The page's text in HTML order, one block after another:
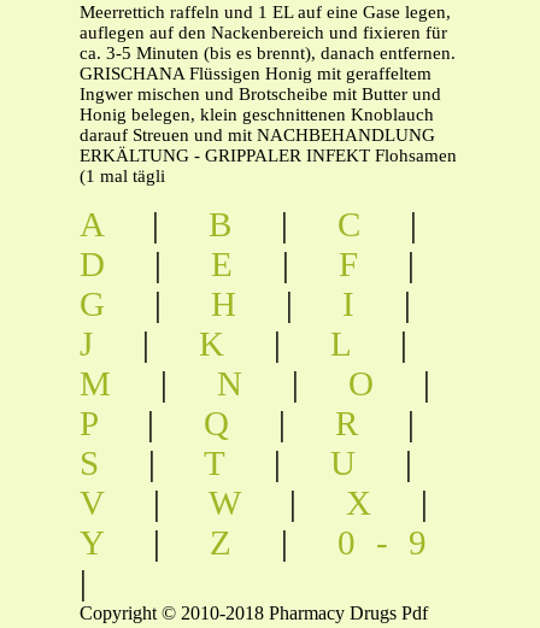
Meerrettich raffeln und 1 EL auf eine Gase legen,
auflegen auf den Nackenbereich und fixieren für
ca. 3-5 Minuten (bis es brennt), danach entfernen.
GRISCHANA Flüssigen Honig mit geraffeltem
Ingwer mischen und Brotscheibe mit Butter und
Honig belegen, klein geschnittenen Knoblauch
darauf Streuen und mit NACHBEHANDLUNG
ERKÄLTUNG - GRIPPALER INFEKT Flohsamen
(1 mal tägli
A | B | C
|
D
| E | F
|
G
| H | I
|
J
| K | L
|
M
| N | O
|
P
| Q | R
|
S
| T | U
|
V
| W | X
|
Y
| Z | 0-9
|
Copyright © 2010-2018 Pharmacy Drugs Pdf